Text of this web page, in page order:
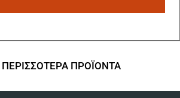
ΠΕΡΙΣΣΟΤΕΡΑ ΠΡΟΪΟΝΤΑ